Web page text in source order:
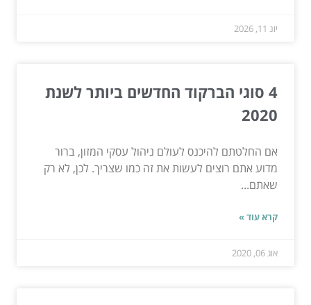
יונ 11, 2026
4 סוגי הברקוד החדשים ביותר לשנת
2020
אם החלטתם להיכנס לעולם ניהול עסקי המזון, ברור
מדוע אתם רוצים לעשות את זה כמו שצריך. לכן, לא רק
שאתם...
קרא עוד »
אוג 06, 2020